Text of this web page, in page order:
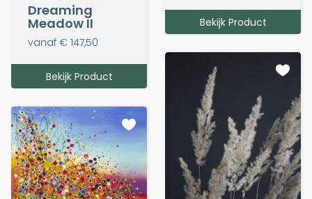
Bekijk Product
Dreaming
Meadow II
vanaf € 147,50
Bekijk Product